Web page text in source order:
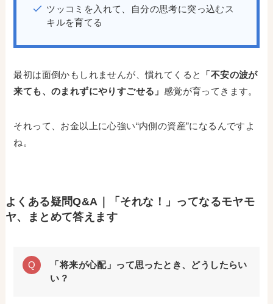
ツッコミを入れて、自分の思考に突っ込むス
キルを育てる
最初は面倒かもしれませんが、慣れてくると
「不安の波が
来ても、のまれずにやりすごせる」 感覚が育ってきます。
それって、お金以上に心強い“内側の資産”になるんですよ
ね。
よくある疑問Q&A｜「それな！」ってなるモヤモ
ヤ、まとめて答えます
「将来が心配」って思ったとき、どうしたらい
い？